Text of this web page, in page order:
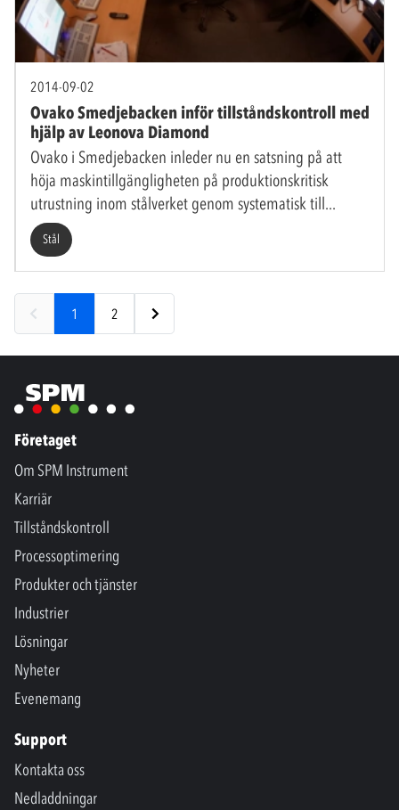
2014-09-02
Ovako Smedjebacken inför tillståndskontroll med
hjälp av Leonova Diamond
Ovako i Smedjebacken inleder nu en satsning på att
höja maskintillgängligheten på produktionskritisk
utrustning inom stålverket genom systematisk till
Stål
1 2
Företaget
Om SPM Instrument
Karriär
Tillståndskontroll
Processoptimering
Produkter och tjänster
Industrier
Lösningar
Nyheter
Evenemang
Support
Kontakta oss
Nedladdningar